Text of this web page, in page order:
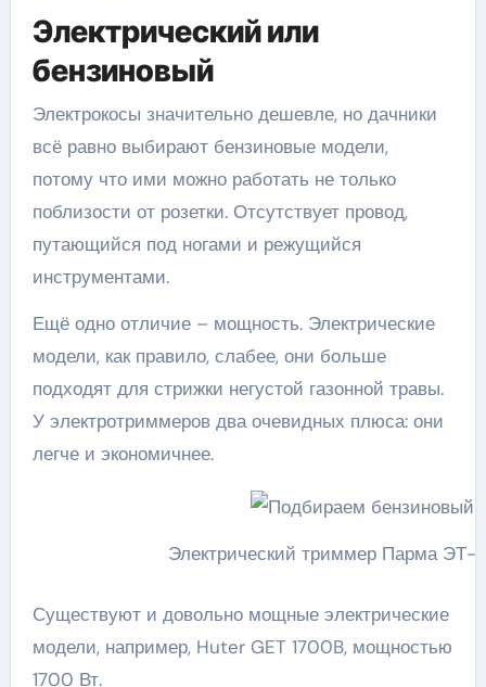
Электрический или
бензиновый
Электрокосы значительно дешевле, но дачники
всё равно выбирают бензиновые модели,
потому что ими можно работать не только
поблизости от розетки. Отсутствует провод,
путающийся под ногами и режущийся
инструментами.
Ещё одно отличие – мощность. Электрические
модели, как правило, слабее, они больше
подходят для стрижки негустой газонной травы.
У электротриммеров два очевидных плюса: они
легче и экономичнее.
Электрический триммер Парма
Существуют и довольно мощные электрические
модели, например, Huter GET 1700B, мощностью
1700 Вт.